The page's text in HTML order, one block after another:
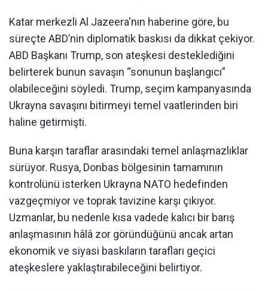
Katar merkezli Al Jazeera'nın haberine göre, bu
süreçte ABD’nin diplomatik baskısı da dikkat çekiyor.
ABD Başkanı Trump, son ateşkesi desteklediğini
belirterek bunun savaşın “sonunun başlangıcı”
olabileceğini söyledi. Trump, seçim kampanyasında
Ukrayna savaşını bitirmeyi temel vaatlerinden biri
haline getirmişti.
Buna karşın taraflar arasındaki temel anlaşmazlıklar
sürüyor. Rusya, Donbas bölgesinin tamamının
kontrolünü isterken Ukrayna NATO hedefinden
vazgeçmiyor ve toprak tavizine karşı çıkıyor.
Uzmanlar, bu nedenle kısa vadede kalıcı bir barış
anlaşmasının hâlâ zor göründüğünü ancak artan
ekonomik ve siyasi baskıların tarafları geçici
ateşkeslere yaklaştırabileceğini belirtiyor.